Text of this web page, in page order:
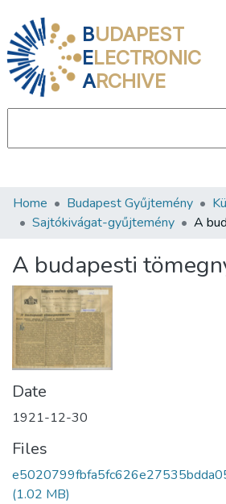
BUDAPEST
ELECTRONIC
ARCHIVE
Communities & Collections
Statistics
About us
Home Budapest Gyűjtemény
Sajtókivágat-gyűjtemény
A
A budapesti
Date
1921-12-30
Files
(1.02 MB)